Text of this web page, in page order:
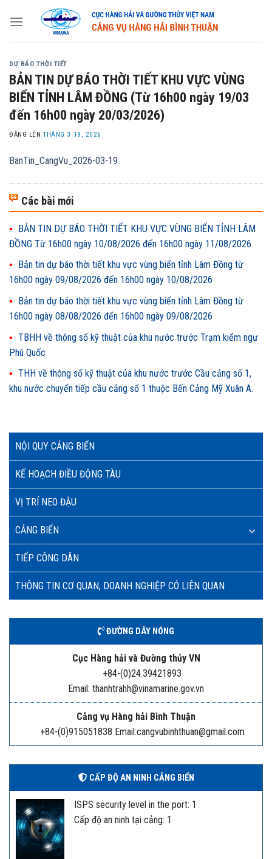
NỘI QUY CẢNG BIỂN
KẾ HOẠCH ĐIỀU ĐỘNG TÀU
VỊ TRÍ NEO ĐẬU
CẢNG BIỂN
TIẾP CÔNG DÂN
THÔNG TIN CƠ QUAN, DOANH NGHIỆP CÓ LIÊN QUAN
ĐƯỜNG DÂY NÓNG
Cục Hàng hải và Đường thủy VN
+84-(0)24.39421893
Email: thanhtrahh@vinamarine.gov.vn
Cảng vụ Hàng hải Bình Thuận
+84-(0)915051838 Email:cangvubinhthuan@gmail.com
CẤP ĐỘ AN NINH CẢNG BIỂN
ISPS security level in the port: 1
Cấp độ an ninh tại cảng: 1
DỰ BÁO THỜI TIẾT
BẢN TIN DỰ BÁO THỜI TIẾT KHU VỰC VÙNG
BIỂN TỈNH LÂM ĐỒNG (Từ 16h00 ngày 19/03
đến 16h00 ngày 20/03/2026)
ĐĂNG LÊNTHÁNG 3 19, 2026
BanTin_CangVu_2026-03-19
Các bài mới
BẢN TIN DỰ BÁO THỜI TIẾT KHU VỰC VÙNG BIỂN TỈNH LÂM
ĐỒNG Từ 16h00 ngày 10/08/2026 đến 16h00 ngày 11/08/2026
Bản tin dự báo thời tiết khu vực vùng biển tỉnh Lâm Đồng từ
16h00 ngày 09/08/2026 đến 16h00 ngày 10/08/2026
Bản tin dự báo thời tiết khu vực vùng biển tỉnh Lâm Đồng từ
16h00 ngày 08/08/2026 đến 16h00 ngày 09/08/2026
TBHH về thông số kỹ thuật của khu nước trước Trạm kiểm ngư
Phú Quốc
THH về thông số kỹ thuật của khu nước trước Cầu cảng số 1,
khu nước chuyển tiếp cầu cảng số 1 thuộc Bến Cảng Mỹ Xuân A.